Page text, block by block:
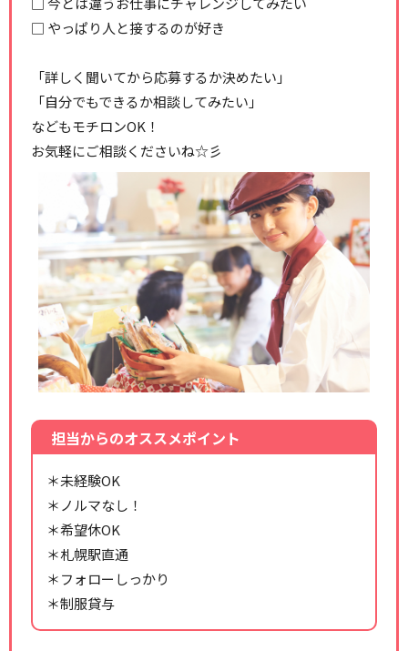
□ やっぱり人と接するのが好き
「詳しく聞いてから応募するか決めたい」
「自分でもできるか相談してみたい」
などもモチロンOK！
お気軽にご相談くださいね☆彡
担当からのオススメポイント
＊未経験OK
＊ノルマなし！
＊希望休OK
＊札幌駅直通
＊フォローしっかり
＊制服貸与